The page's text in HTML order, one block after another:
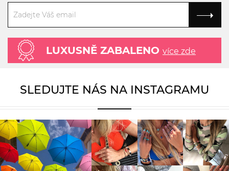
LUXUSNĚ ZABALENO více zde
SLEDUJTE NÁS NA INSTAGRAMU